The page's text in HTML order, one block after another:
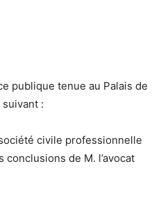
publique tenue au Palais de
:
civile professionnelle
conclusions de M. l’avocat